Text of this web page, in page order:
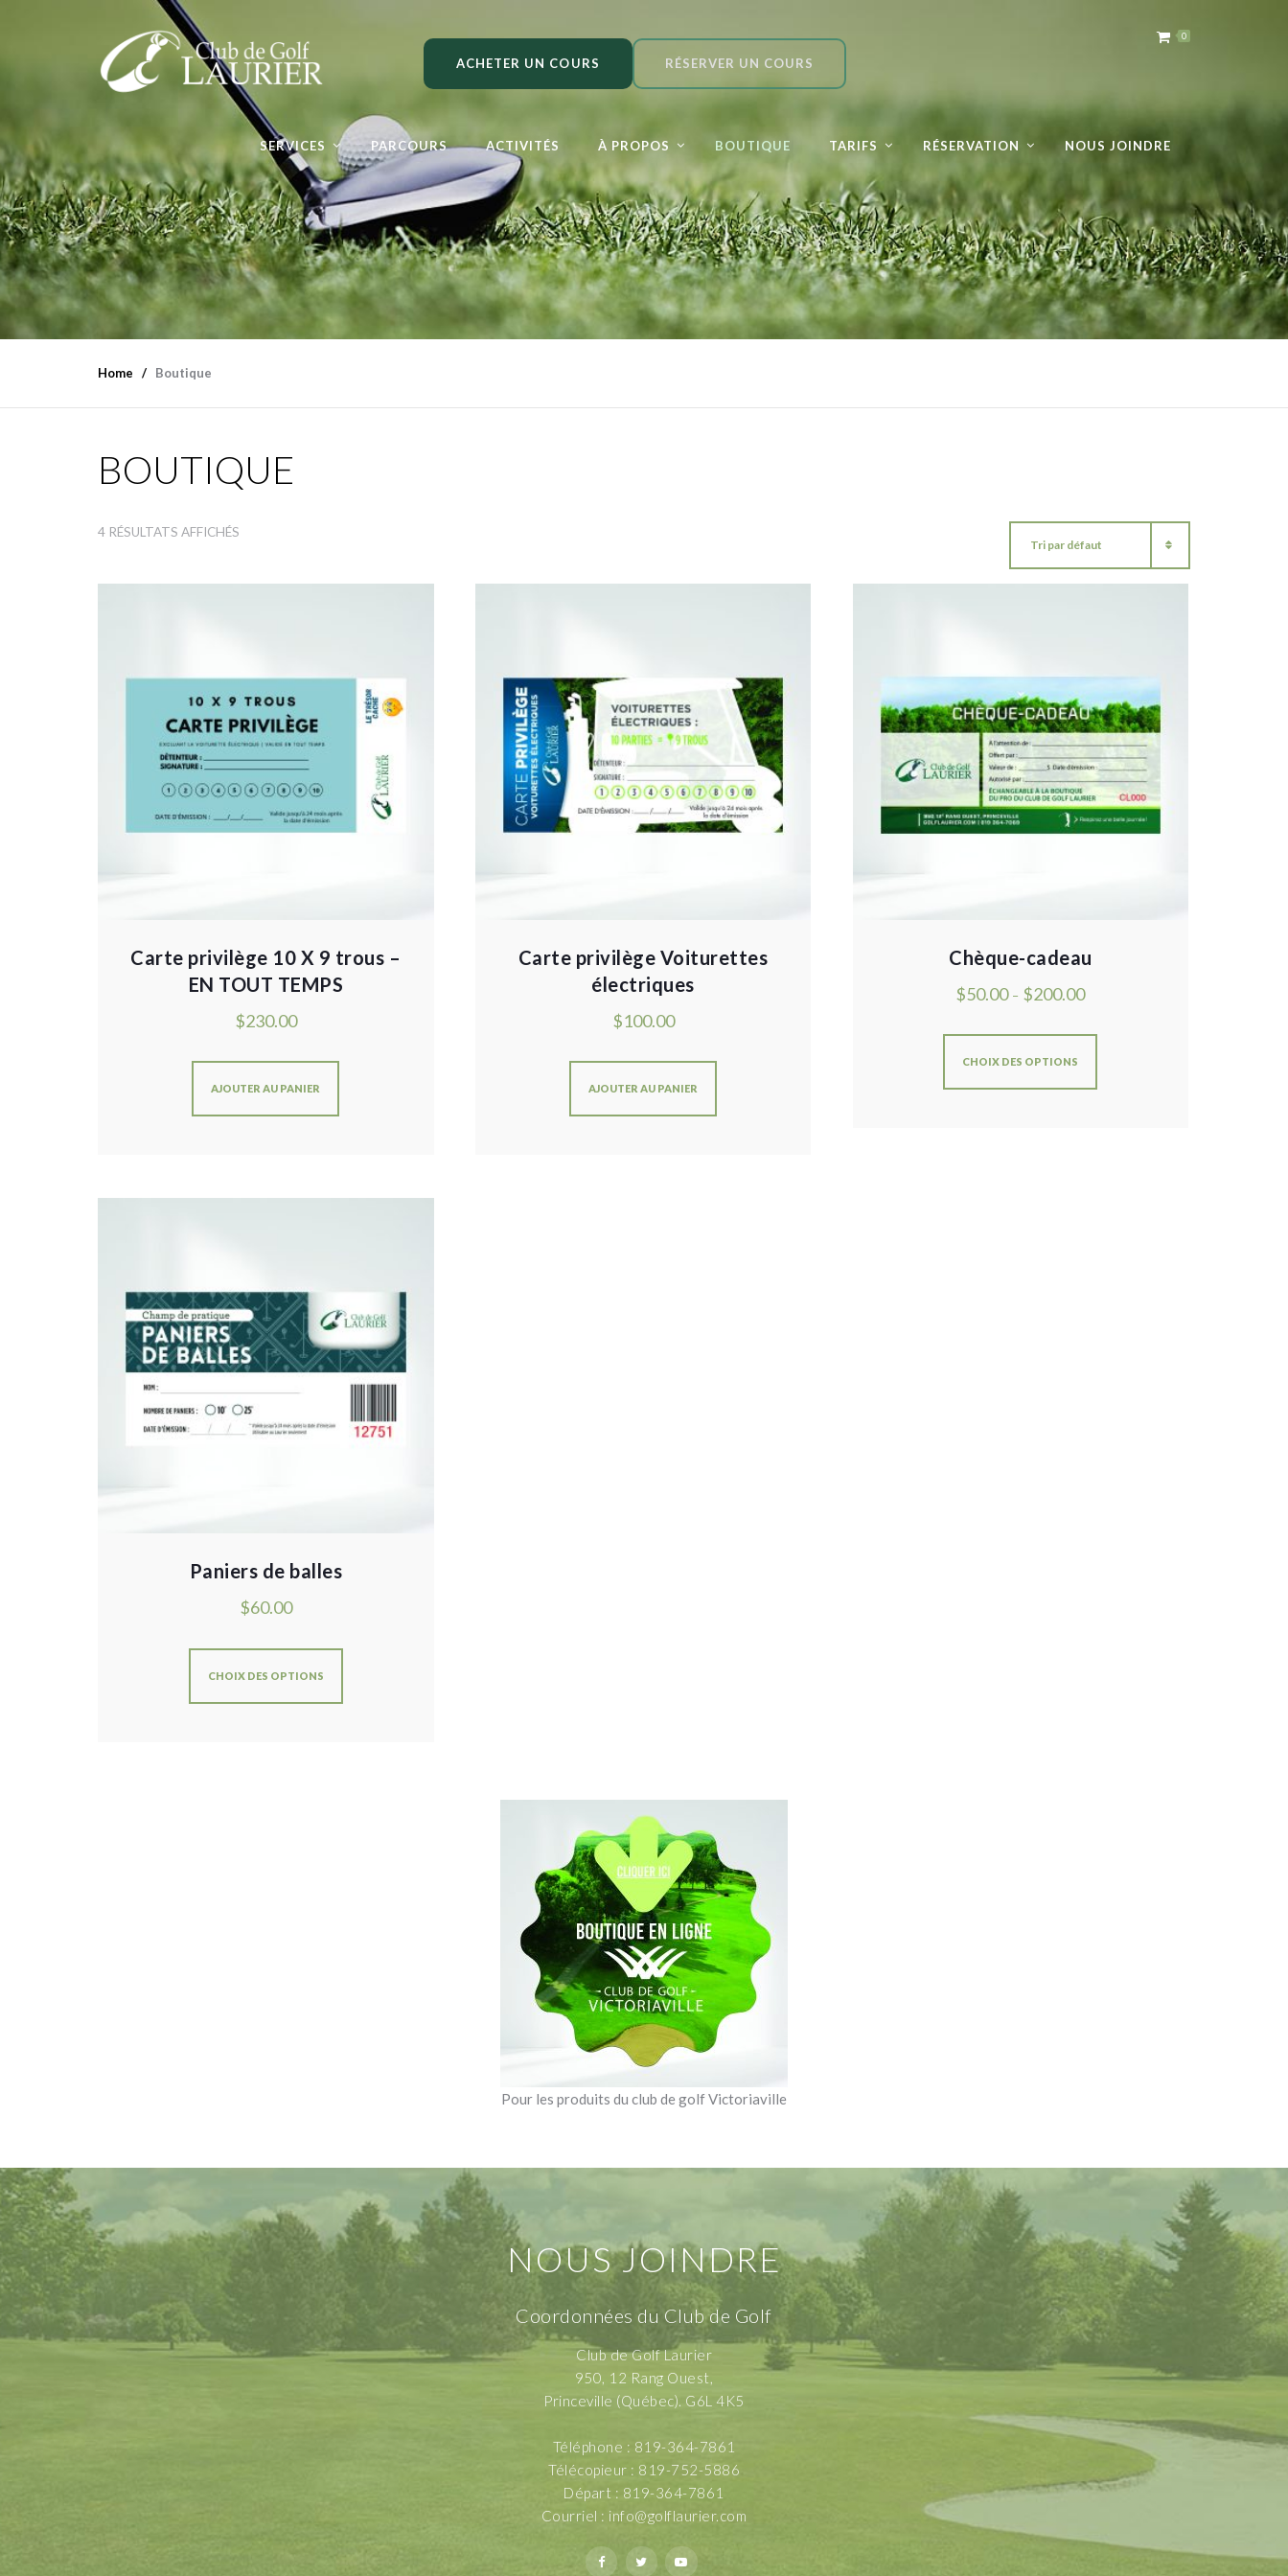
ACHETER UN COURS RÉSERVER UN COURS
0
SERVICES PARCOURS ACTIVITÉS À PROPOS BOUTIQUE TARIFS RÉSERVATION NOUS JOINDRE
Home Boutique
BOUTIQUE
4 RÉSULTATS AFFICHÉS
Tri par défaut
Carte privilège 10 X 9 trous –
EN TOUT TEMPS
$230.00
AJOUTER AU PANIER
Carte privilège Voiturettes
électriques
$100.00
AJOUTER AU PANIER
Chèque-cadeau
$50.00 – $200.00
CHOIX DES OPTIONS
Paniers de balles
$60.00
CHOIX DES OPTIONS
Pour les produits du club de golf Victoriaville
NOUS JOINDRE
Coordonnées du Club de Golf
Club de Golf Laurier
950, 12 Rang Ouest,
Princeville (Québec). G6L 4K5
Téléphone : 819-364-7861
Télécopieur : 819-752-5886
Départ : 819-364-7861
Courriel : info@golflaurier.com